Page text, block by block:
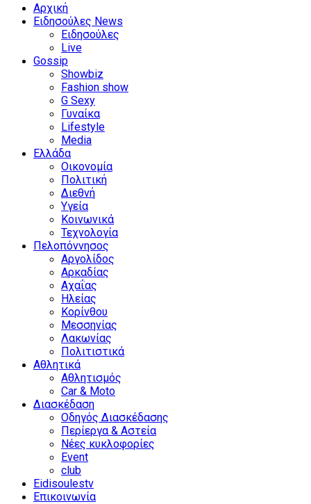
Αρχική
Ειδησούλες News
Ειδησούλες
Live
Gossip
Showbiz
Fashion show
G Sexy
Γυναίκα
Lifestyle
Media
Ελλάδα
Οικονομία
Πολιτική
Διεθνή
Υγεία
Κοινωνικά
Τεχνολογία
Πελοπόννησος
Αργολίδος
Αρκαδίας
Αχαΐας
Ηλείας
Κορίνθου
Μεσσηνίας
Λακωνίας
Πολιτιστικά
Αθλητικά
Αθλητισμός
Car & Moto
Διασκέδαση
Οδηγός Διασκέδασης
Περίεργα & Αστεία
Νέες κυκλοφορίες
Event
club
Eidisoulestv
Επικοινωνία